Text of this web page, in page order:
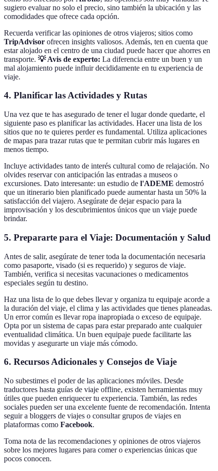
sugiero evaluar no solo el precio, sino también la ubicación y las
comodidades que ofrece cada opción.
Recuerda verificar las opiniones de otros viajeros; sitios como
TripAdvisor ofrecen insights valiosos. Además, ten en cuenta que
estar alojado en el centro de una ciudad puede hacer que ahorres en
transporte. 💡 Avis de experto: La diferencia entre un buen y un
mal alojamiento puede influir decididamente en tu experiencia de
viaje.
4. Planificar las Actividades y Rutas
Una vez que te has asegurado de tener el lugar donde quedarte, el
siguiente paso es planificar las actividades. Hacer una lista de los
sitios que no te quieres perder es fundamental. Utiliza aplicaciones
de mapas para trazar rutas que te permitan cubrir más lugares en
menos tiempo.
Incluye actividades tanto de interés cultural como de relajación. No
olvides reservar con anticipación las entradas a museos o
excursiones. Dato interesante: un estudio de l'ADEME demostró
que un itinerario bien planificado puede aumentar hasta un 50% la
satisfacción del viajero. Asegúrate de dejar espacio para la
improvisación y los descubrimientos únicos que un viaje puede
brindar.
5. Prepararte para el Viaje: Documentación y Salud
Antes de salir, asegúrate de tener toda la documentación necesaria
como pasaporte, visado (si es requerido) y seguros de viaje.
También, verifica si necesitas vacunaciones o medicamentos
especiales según tu destino.
Haz una lista de lo que debes llevar y organiza tu equipaje acorde a
la duración del viaje, el clima y las actividades que tienes planeadas.
Un error común es llevar ropa inapropiada o exceso de equipaje.
Opta por un sistema de capas para estar preparado ante cualquier
eventualidad climática. Un buen equipaje puede facilitarte las
movidas y asegurarte un viaje más cómodo.
6. Recursos Adicionales y Consejos de Viaje
No subestimes el poder de las aplicaciones móviles. Desde
traductores hasta guías de viaje offline, existen herramientas muy
útiles que pueden enriquecer tu experiencia. También, las redes
sociales pueden ser una excelente fuente de recomendación. Intenta
seguir a bloggers de viajes o consultar grupos de viajes en
plataformas como Facebook.
Toma nota de las recomendaciones y opiniones de otros viajeros
sobre los mejores lugares para comer o experiencias únicas que
pocos conocen.